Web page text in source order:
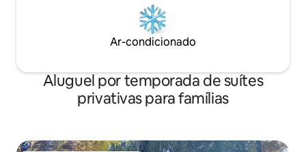
Ar-condicionado
Aluguel por temporada de suítes
privativas para famílias